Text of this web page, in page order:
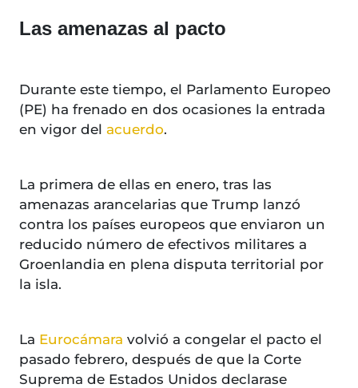
Las amenazas al pacto
Durante este tiempo, el Parlamento Europeo
(PE) ha frenado en dos ocasiones la entrada
en vigor del acuerdo.
La primera de ellas en enero, tras las
amenazas arancelarias que Trump lanzó
contra los países europeos que enviaron un
reducido número de efectivos militares a
Groenlandia en plena disputa territorial por
la isla.
La Eurocámara volvió a congelar el pacto el
pasado febrero, después de que la Corte
Suprema de Estados Unidos declarase